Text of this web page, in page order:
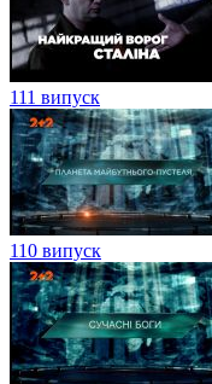
111 випуск
110 випуск